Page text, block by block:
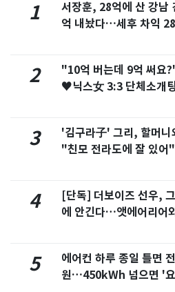
1
서장훈, 28억에 산 강남
억 내놨다…세후 차익
2
"10억 버는데 9억 써요
♥닉스女 3:3 단체소개
3
'김구라子' 그리, 할머니
"친모 전라도에 잘 있
4
[단독] 더보이즈 선우,
에 안긴다…앳에어리어
5
에어컨 하루 종일 틀면
원…450kWh 넘으면 '